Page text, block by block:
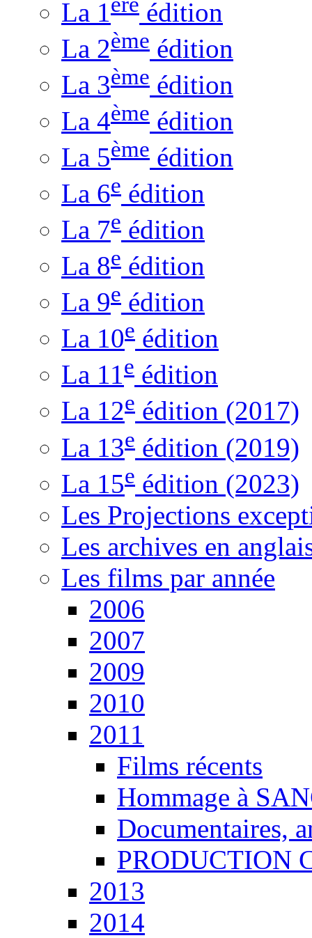
La 1
édition
La 2ème édition
La 3ème édition
La 4ème édition
La 5ème édition
La 6e édition
La 7e édition
La 8e édition
La 9e édition
La 10e édition
La 11e édition
La 12e édition (2017)
La 13e édition (2019)
La 15e édition (2023)
Les Projections
Les archives en
Les films par année
2006
2007
2009
2010
2011
Films récents
Hommage à
Documentaires,
PRODUCTION
2013
2014